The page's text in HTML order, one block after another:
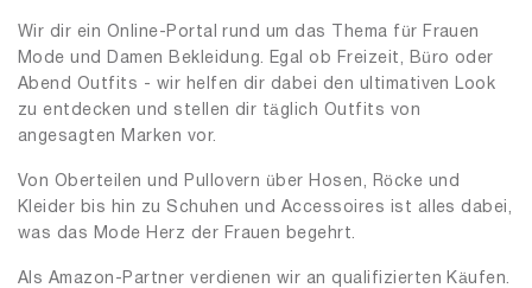
Wir dir ein Online-Portal rund um das Thema für Frauen
Mode und Damen Bekleidung. Egal ob Freizeit, Büro oder
Abend Outfits - wir helfen dir dabei den ultimativen Look
zu entdecken und stellen dir täglich Outfits von
angesagten Marken vor.
Von Oberteilen und Pullovern über Hosen, Röcke und
Kleider bis hin zu Schuhen und Accessoires ist alles dabei,
was das Mode Herz der Frauen begehrt.
Als Amazon-Partner verdienen wir an qualifizierten Käufen.